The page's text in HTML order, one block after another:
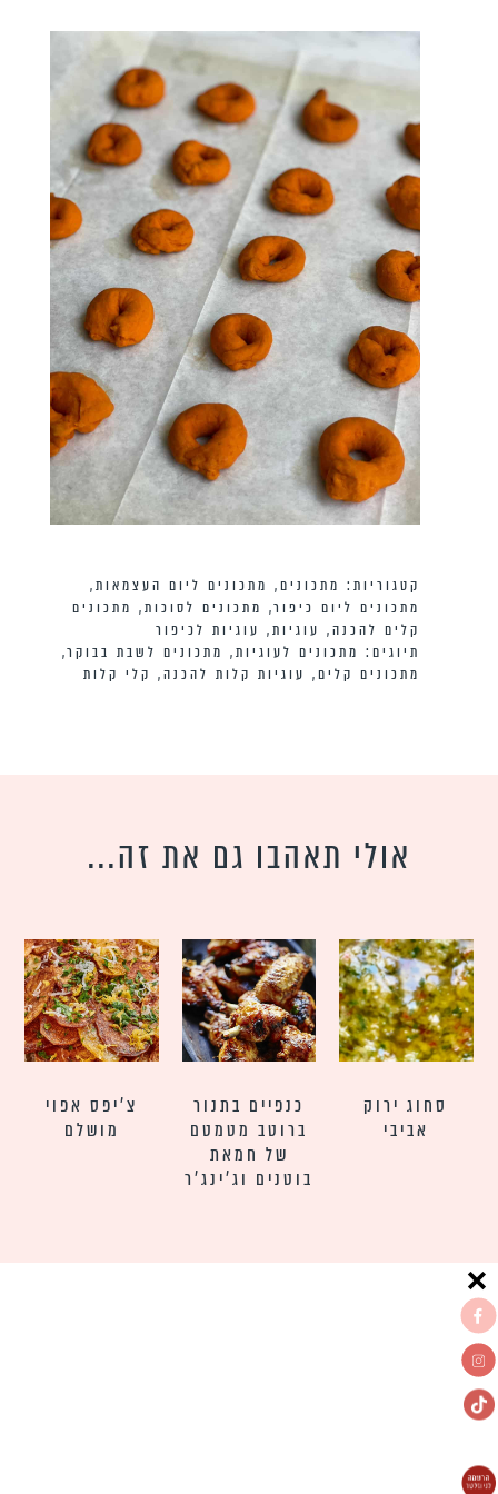
קטגוריות: מתכונים, מתכונים ליום העצמאות,
מתכונים ליום כיפור, מתכונים לסוכות, מתכונים
קלים להכנה, עוגיות, עוגיות לכיפור
תיוגים: מתכונים לעוגיות, מתכונים לשבת בבוקר,
מתכונים קלים, עוגיות קלות להכנה, קלי קלות
אולי תאהבו גם את זה...
סחוג ירוק
אביבי
כנפיים בתנור
ברוטב מטמטם
של חמאת
בוטנים וג’ינג’ר
צ׳יפס אפוי
מושלם